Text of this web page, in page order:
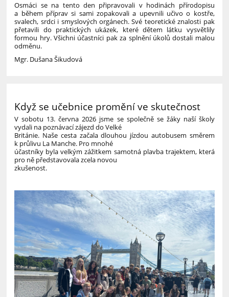
Osmáci se na tento den připravovali v hodinách přírodopisu
a během příprav si sami zopakovali a upevnili učivo o kostře,
svalech, srdci i smyslových orgánech. Své teoretické znalosti pak
přetavili do praktických ukázek, které dětem látku vysvětlily
formou hry. Všichni účastníci pak za splnění úkolů dostali malou
odměnu.
Mgr. Dušana Šikudová
Když se učebnice promění ve skutečnost
V sobotu 13. června 2026 jsme se společně se žáky naší školy
vydali na poznávací zájezd do Velké
Británie. Naše cesta začala dlouhou jízdou autobusem směrem
k průlivu La Manche. Pro mnohé
účastníky byla velkým zážitkem samotná plavba trajektem, která
pro ně představovala zcela novou
zkušenost.